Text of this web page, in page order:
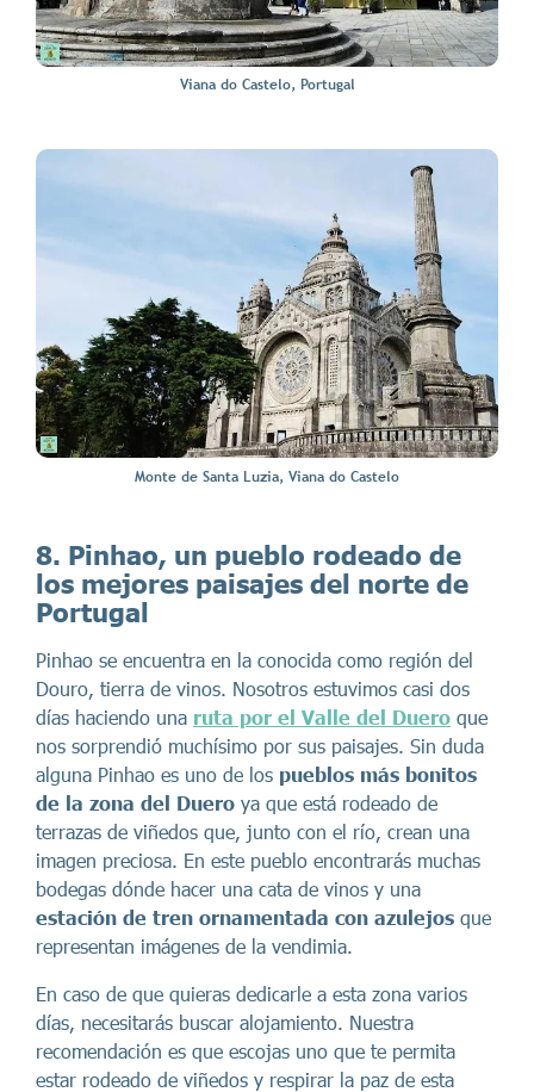
Viana do Castelo, Portugal
Monte de Santa Luzia, Viana do Castelo
8. Pinhao, un pueblo rodeado de
los mejores paisajes del norte de
Portugal
Pinhao se encuentra en la conocida como región del
Douro, tierra de vinos. Nosotros estuvimos casi dos
días haciendo una ruta por el Valle del Duero que
nos sorprendió muchísimo por sus paisajes. Sin duda
alguna Pinhao es uno de los pueblos más bonitos
de la zona del Duero ya que está rodeado de
terrazas de viñedos que, junto con el río, crean una
imagen preciosa. En este pueblo encontrarás muchas
bodegas dónde hacer una cata de vinos y una
estación de tren ornamentada con azulejos que
representan imágenes de la vendimia.
En caso de que quieras dedicarle a esta zona varios
días, necesitarás buscar alojamiento. Nuestra
recomendación es que escojas uno que te permita
estar rodeado de viñedos y respirar la paz de esta